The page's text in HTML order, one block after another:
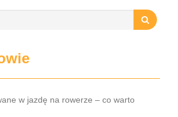
w jazdę na rowerze – co warto